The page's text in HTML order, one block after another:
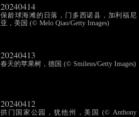
20240414
保龄球海滩的日落，门多西诺县，加利福尼
亚，美国 (© Melo Qiao/Getty Images)
20240413
春天的苹果树，德国 (© Smileus/Getty Images)
20240412
拱门国家公园，犹他州，美国 (© Anthony